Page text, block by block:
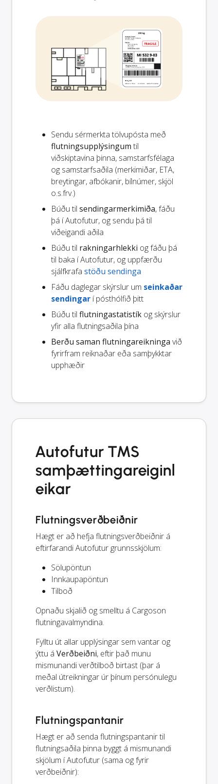
Sendu sérmerkta tölvupósta með
flutningsupplýsingum til
viðskiptavina þinna, samstarfsfélaga
og samstarfsaðila (merkimiðar, ETA,
breytingar, afbókanir, bílnúmer, skjöl
o.s.frv.)
Búðu til sendingarmerkimiða, fáðu
þá í Autofutur, og sendu þá til
viðeigandi aðila
Búðu til rakningarhlekki og fáðu þá
til baka í Autofutur, og uppfærðu
sjálfkrafa stöðu sendinga
Fáðu daglegar skýrslur um seinkaðar
sendingar í pósthólfið þitt
Búðu til flutningastatistík og skýrslur
yfir alla flutningsaðila þína
Berðu saman flutningareikninga við
fyrirfram reiknaðar eða samþykktar
upphæðir
Autofutur TMS
samþættingareiginl
eikar
Flutningsverðbeiðnir
Hægt er að hefja flutningsverðbeiðnir á
eftirfarandi Autofutur grunnsskjölum:
Sölupöntun
Innkaupapöntun
Tilboð
Opnaðu skjalið og smelltu á Cargoson
flutningavalmyndina.
Fylltu út allar upplýsingar sem vantar og
ýttu á Verðbeiðni, eftir það munu
mismunandi verðtilboð birtast (þar á
meðal útreikningar úr þínum persónulegu
verðlistum).
Flutningspantanir
Hægt er að senda flutningspantanir til
flutningsaðila þinna byggt á mismunandi
skjölum í Autofutur (sama og fyrir
verðbeiðnir):